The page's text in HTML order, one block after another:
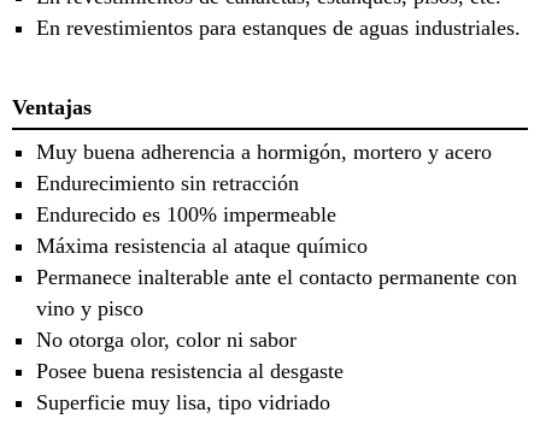
En revestimientos para estanques de aguas industriales.
Ventajas
Muy buena adherencia a hormigón, mortero y acero
Endurecimiento sin retracción
Endurecido es 100% impermeable
Máxima resistencia al ataque químico
Permanece inalterable ante el contacto permanente con
vino y pisco
No otorga olor, color ni sabor
Posee buena resistencia al desgaste
Superficie muy lisa, tipo vidriado